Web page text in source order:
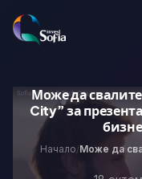
към
Може да свалите
City” за
Начало/